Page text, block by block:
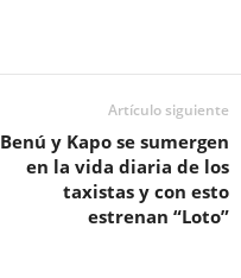
Artículo siguiente
Benú y Kapo se sumergen
en la vida diaria de los
taxistas y con esto
estrenan “Loto”